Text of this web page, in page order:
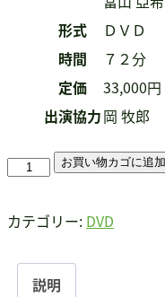
形式
ＤＶＤ
時間
７２分
定価
33,000円
出演協力岡 牧郎
ADHD
理
と
お買い物カゴに追加
カテゴリー: DVD
説明